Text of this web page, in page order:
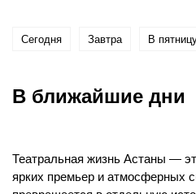
Сегодня Завтра В
В ближайшие дни
Театральная жизнь Астаны —
ярких премьер и атмосферных